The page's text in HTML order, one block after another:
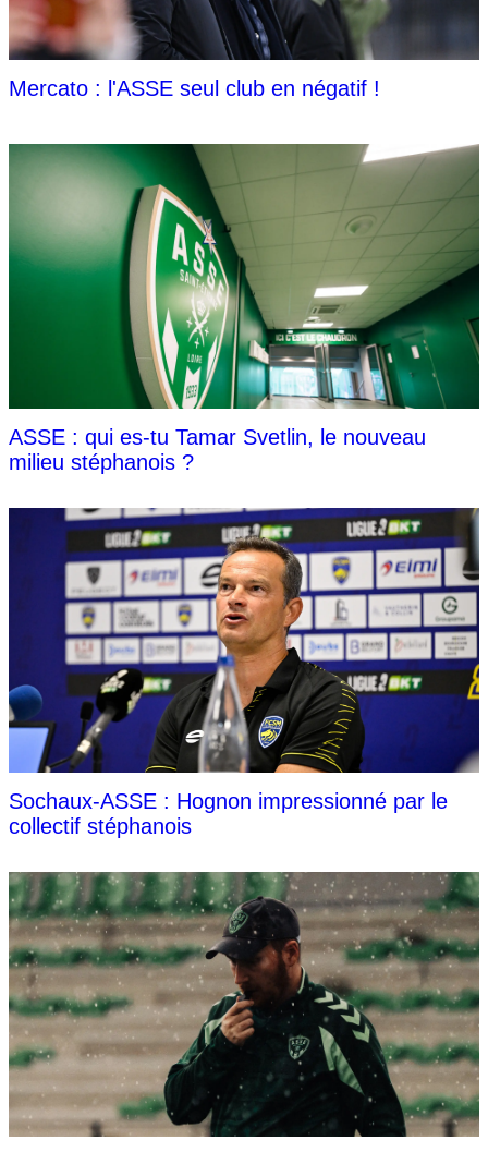
Mercato : l'ASSE seul club en négatif !
ASSE : qui es-tu Tamar Svetlin, le nouveau
milieu stéphanois ?
Sochaux-ASSE : Hognon impressionné par le
collectif stéphanois